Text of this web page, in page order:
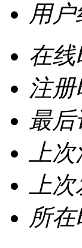
用户
在线
注
最
上
上
所